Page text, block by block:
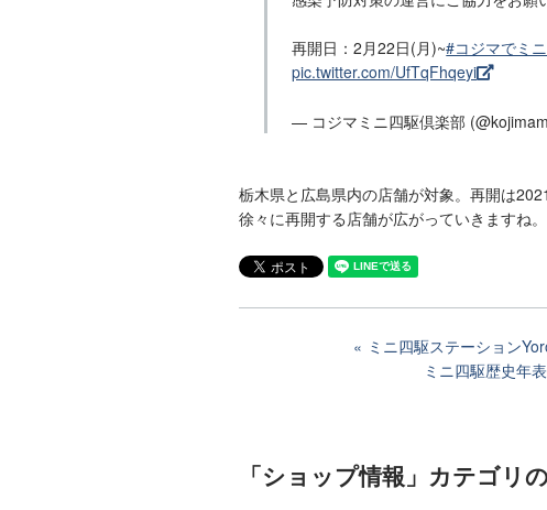
再開日：2月22日(月)~#コジマでミ
pic.twitter.com/UfTqFhqeyi
— コジマミニ四駆倶楽部
栃木県と広島県内の店舗が対象。再開は
徐々に再開する店舗が広がっていきますね。
ミニ四駆ステーション
ミニ四駆歴史年
「ショップ情報」カテゴリ